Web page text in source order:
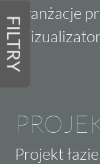
FILTRY
Aranżacje
Projekt